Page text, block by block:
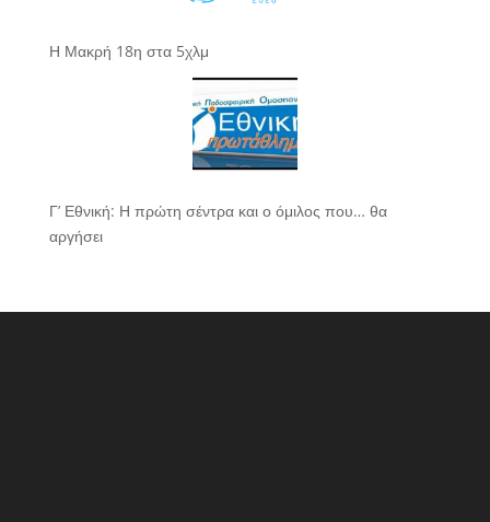
Η Μακρή 18η στα 5χλμ
Γ’ Εθνική: Η πρώτη σέντρα και ο όμιλος που… θα
αργήσει